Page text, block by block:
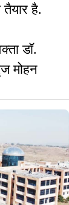
है.
डॉ.
मोहन